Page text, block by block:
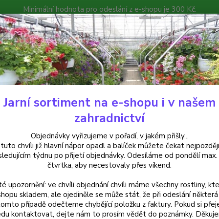
Minimální hodnota pro odeslání z e-shopu je 300 Kč.
můžete čekat nejpozději v následujícím týdnu po přijetí
Poradna Kontakty
Hledat
Balkónové rostliny Oleandr oranžový (Nerium)- plnokvětý - 178O
oranžový (Nerium)-
se
Jarní sortiment na e-shopu i v našem
zahradnictví
Objednávky vyřizujeme v pořadí, v jakém přišly...
chvíli již hlavní nápor opadl a balíček můžete čekat
týdnu po přijetí objednávky. Odesíláme od pondělí
čtvrtka, aby necestovaly přes víkend.
upozornění: ve chvíli objednání chvíli máme všechny rostliny,
skladem, ale ojediněle se může stát, že při odeslání některá
případě odečteme chybějící položku z faktury. Pokud si
kontaktovat, dejte nám to prosím vědět do poznámky.